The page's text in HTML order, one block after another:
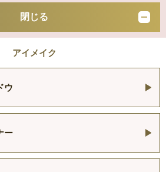
閉じる
アイメイク
ウ
ー